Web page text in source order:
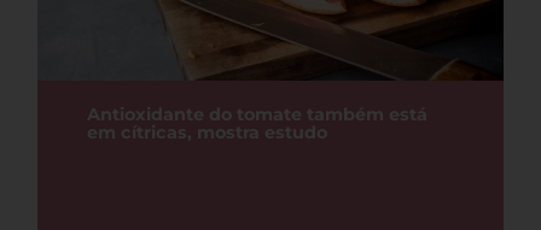
Antioxidante do tomate também está
em cítricas, mostra estudo